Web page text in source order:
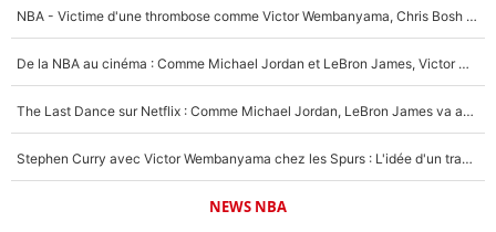
NBA - Victime d'une thrombose comme Victor Wembanyama, Chris Bosh prévient le Français des risques sur sa santé : «J’ai failli mourir sur le coup et j’ai été ramené à la vie»
De la NBA au cinéma : Comme Michael Jordan et LeBron James, Victor Wembanyama rêve d'une carrière d'acteur !
The Last Dance sur Netflix : Comme Michael Jordan, LeBron James va avoir le droit à sa série !
Stephen Curry avec Victor Wembanyama chez les Spurs : L'idée d'un trade historique est lancée en NBA !
NEWS NBA